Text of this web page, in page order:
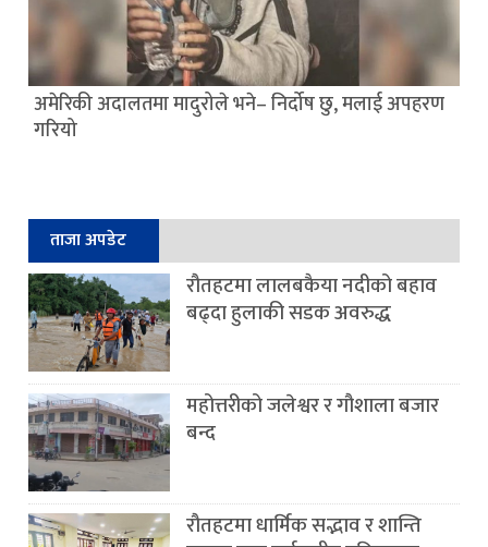
अमेरिकी अदालतमा मादुरोले भने– निर्दोष छु, मलाई अपहरण
गरियो
ताजा अपडेट
रौतहटमा लालबकैया नदीको बहाव
बढ्दा हुलाकी सडक अवरुद्ध
महोत्तरीको जलेश्वर र गौशाला बजार
बन्द
रौतहटमा धार्मिक सद्भाव र शान्ति